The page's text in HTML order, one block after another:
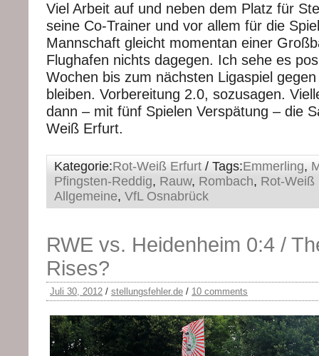
Viel Arbeit auf und neben dem Platz für
seine Co-Trainer und vor allem für die
Mannschaft gleicht momentan einer
Flughafen nichts dagegen. Ich sehe es
Wochen bis zum nächsten Ligaspiel
bleiben. Vorbereitung 2.0, sozusagen.
dann – mit fünf Spielen Verspätung – die
Weiß Erfurt.
Kategorie:Rot-Weiß Erfurt / Tags:Emmerling,
Pfingsten-Reddig, Rauw, Rombach, Rot-Weiß
Allgemeine, VfL Osnabrück
RWE vs. Heidenheim 0:4 /
Rises?
Juli 30, 2012 / stellungsfehler.de / 10 comments